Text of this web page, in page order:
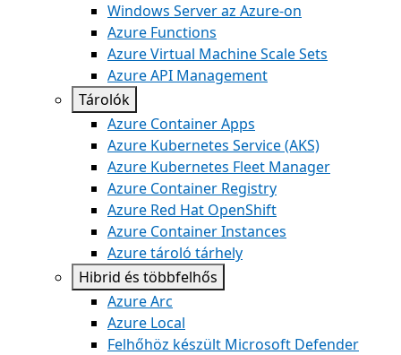
Windows Server az Azure-on
Azure Functions
Azure Virtual Machine Scale Sets
Azure API Management
Tárolók
Azure Container Apps
Azure Kubernetes Service (AKS)
Azure Kubernetes Fleet Manager
Azure Container Registry
Azure Red Hat OpenShift
Azure Container Instances​
Azure tároló tárhely
Hibrid és többfelhős
Azure Arc​
Azure Local
Felhőhöz készült Microsoft Defender